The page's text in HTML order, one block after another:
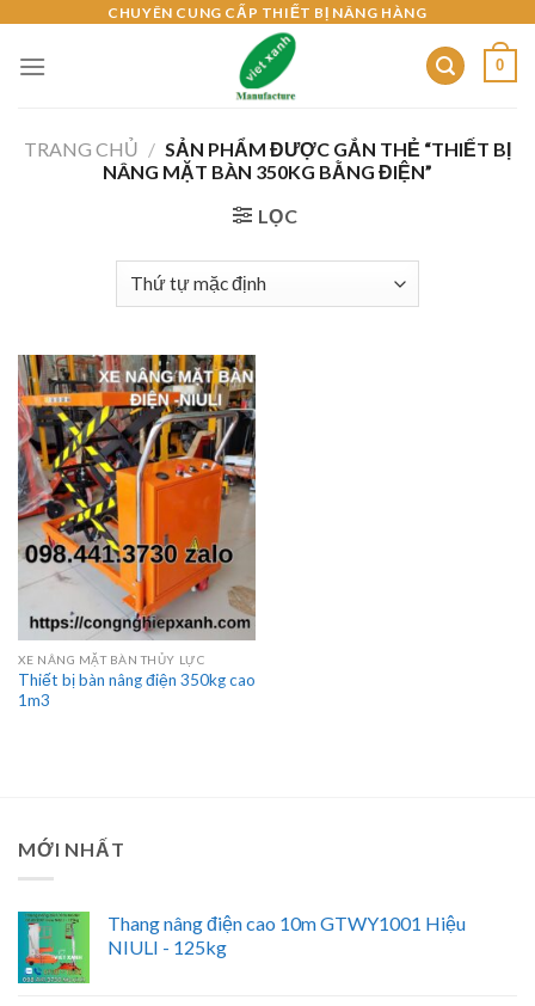
content
CHUYÊN CUNG CẤP THIẾT BỊ NÂNG HÀNG
0
TRANG CHỦ / SẢN PHẨM ĐƯỢC GẮN THẺ “THIẾT BỊ
NÂNG MẶT BÀN 350KG BẰNG ĐIỆN”
LỌC
XE NÂNG MẶT BÀN THỦY LỰC
Thiết bị bàn nâng điện 350kg cao
1m3
MỚI NHẤT
Thang nâng điện cao 10m GTWY1001 Hiệu
NIULI - 125kg